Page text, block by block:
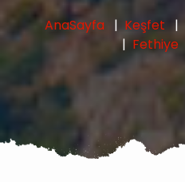
AnaSayfa Keşfet
Fethiye